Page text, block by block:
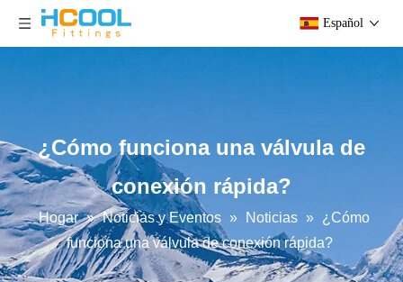
Español
¿Cómo funciona una válvula de
conexión rápida?
Hogar » Noticias y Eventos » Noticias » ¿Cómo
funciona una válvula de conexión rápida?